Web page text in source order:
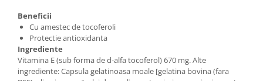
Beneficii
Cu amestec de tocoferoli
Protectie antioxidanta
Ingrediente
Vitamina E (sub forma de d-alfa tocoferol) 670 mg. Alte
ingrediente: Capsula gelatinoasa moale [gelatina bovina (fara